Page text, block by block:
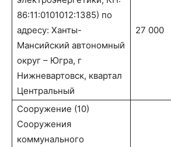
86:11:0101012:1385) по
адресу: Ханты-
Мансийский автономный
округ – Югра, г
Нижневартовск, квартал
Центральный
27 000
Сооружение (10)
Сооружения
коммунального